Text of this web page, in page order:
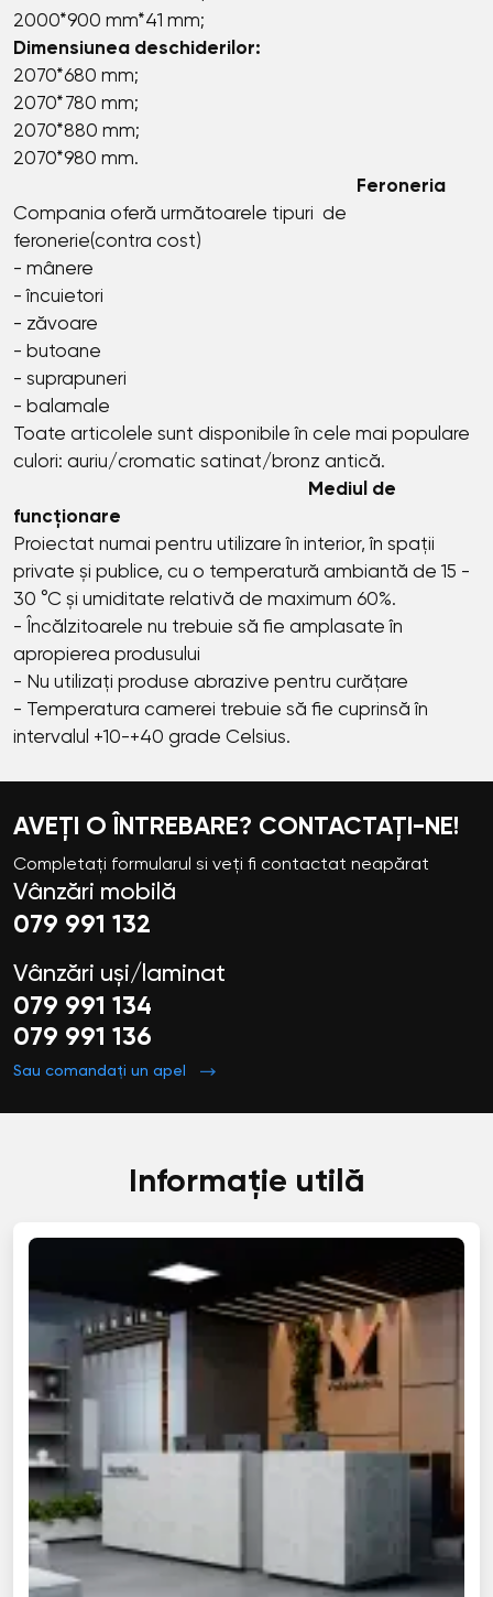
2000*900 mm*41 mm;
Dimensiunea deschiderilor:
2070*680 mm;
2070*780 mm;
2070*880 mm;
2070*980 mm.
Feroneria
Compania oferă următoarele tipuri de
feronerie(contra cost)
- mânere
- încuietori
- zăvoare
- butoane
- suprapuneri
- balamale
Toate articolele sunt disponibile în cele mai populare
culori: auriu/cromatic satinat/bronz antică.
Mediul de
funcționare
Proiectat numai pentru utilizare în interior, în spații
private și publice, cu o temperatură ambiantă de 15 -
30 °C și umiditate relativă de maximum 60%.
- Încălzitoarele nu trebuie să fie amplasate în
apropierea produsului
- Nu utilizați produse abrazive pentru curățare
- Temperatura camerei trebuie să fie cuprinsă în
intervalul +10-+40 grade Celsius.
AVEȚI O ÎNTREBARE? CONTACTAȚI-NE!
Completați formularul si veți fi contactat neapărat
Vânzări mobilă
079 991 132
Vânzări uși/laminat
079 991 134
079 991 136
Sau comandați un apel
Informație utilă